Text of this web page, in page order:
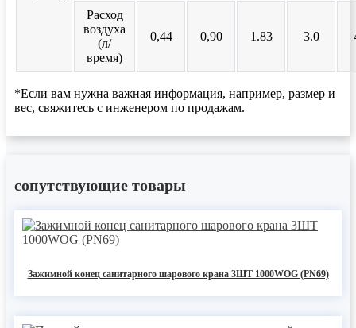
Расход
воздуха
(л/
время)
0,44 0,90 1.83 3.0
*Если вам нужна важная информация, например, размер и
вес, свяжитесь с инженером по продажам.
сопутствующие товары
Зажимной конец санитарного шарового крана 3ШТ 1000WOG (PN69)